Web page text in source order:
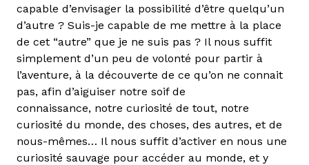
capable d’envisager la possibilité d’être quelqu’un
d’autre ? Suis-je capable de me mettre à la place
de cet “autre” que je ne suis pas ? Il nous suffit
simplement d’un peu de volonté pour partir à
l’aventure, à la découverte de ce qu’on ne connait
pas, afin d’aiguiser notre soif de
connaissance, notre curiosité de tout, notre
curiosité du monde, des choses, des autres, et de
nous-mêmes… Il nous suffit d’activer en nous une
curiosité sauvage pour accéder au monde, et y